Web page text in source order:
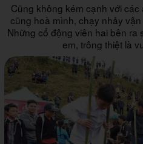
Cũng không kém cạnh với
cũng hoà mình, chạy nhảy
Những cổ động viên hai bên
em, trông thiệt là